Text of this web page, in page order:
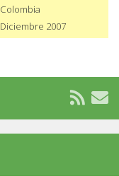
Colombia
Diciembre 2007